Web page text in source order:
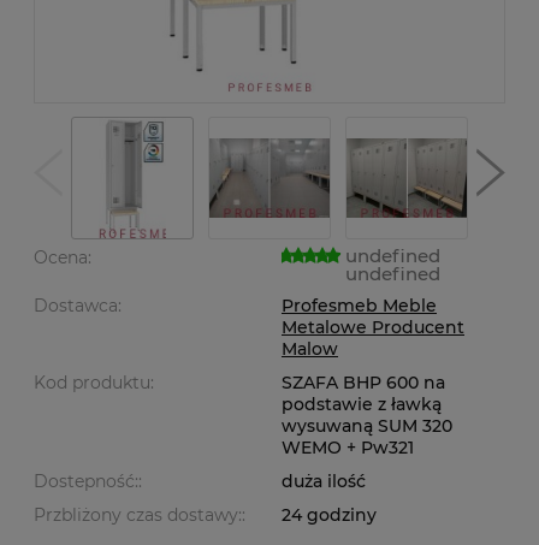
Ocena: undefined
undefined
Dostawca:
Profesmeb Meble
Metalowe Producent
Malow
Kod produktu:
SZAFA BHP 600 na
podstawie z ławką
wysuwaną SUM 320
WEMO + Pw321
Dostepność::
duża ilość
Przbliżony czas dostawy::
24 godziny